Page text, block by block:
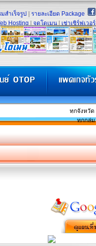
สำเร็จรูป
รายละเอียด Package
Hosting จดโดเมน เช่าเซิร์ฟเวอร์